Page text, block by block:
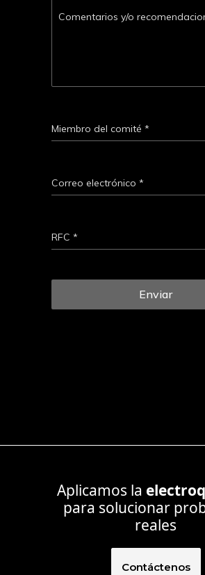
Comentarios y/o
Miembro del comité *
Correo electrónico *
RFC *
Enviar
Aplicamos la
para solucionar
reales
Contáctenos